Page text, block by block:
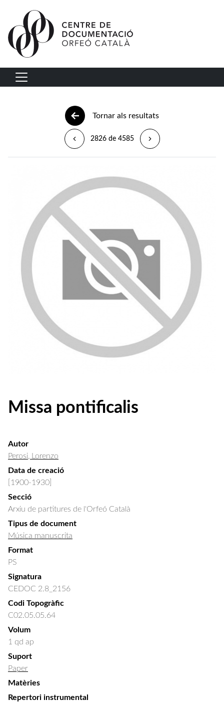
Vés al contingut
Navegació principal
Tornar als resultats
2826 de 4585
Missa pontificalis
Autor
Perosi, Lorenzo
Data de creació
[1900-1930]
Secció
Arxiu de partitures de l'Orfeó Català
Tipus de document
Música manuscrita
Format
PS
Signatura
CEDOC 2.8_2156
Codi Topogràfic
C02.05.05.64
Volum
1 qd ap
Suport
Paper
Matèries
Repertori instrumental